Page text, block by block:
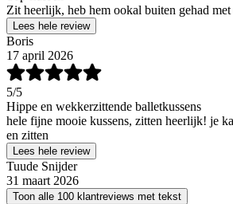
Zit heerlijk, heb hem ookal buiten gehad
Lees hele review
Boris
17 april 2026
5/5
Hippe en wekkerzittende balletkussens
hele fijne mooie kussens, zitten heerlijk! je
en zitten
Lees hele review
Tuude Snijder
31 maart 2026
Toon alle 100 klantreviews met tekst